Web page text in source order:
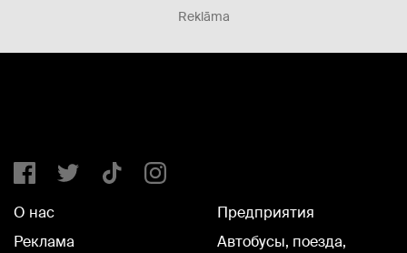
Reklāma
О нас
Реклама
Предприятия
Автобусы, поезда,